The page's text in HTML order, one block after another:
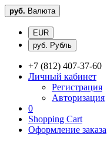
руб. Валюта
EUR
руб. Рубль
+7 (812) 407-37-60
Личный кабинет
Регистрация
Авторизация
0
Shopping Cart
Оформление заказа